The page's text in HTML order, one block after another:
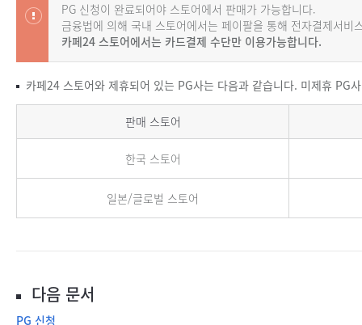
PG 신청이 완료되어야 스토어에서 판매가 가능합니다.
금융법에 의해 국내 스토어에서는 페이팔을 통해 전자결제서비
카페24 스토어에서는 카드결제 수단만 이용가능합니다.
카페24 스토어와 제휴되어 있는 PG사는 다음과 같습니다. 미제휴 PG
판매 스토어
한국 스토어
일본/글로벌 스토어
다음 문서
PG 신청